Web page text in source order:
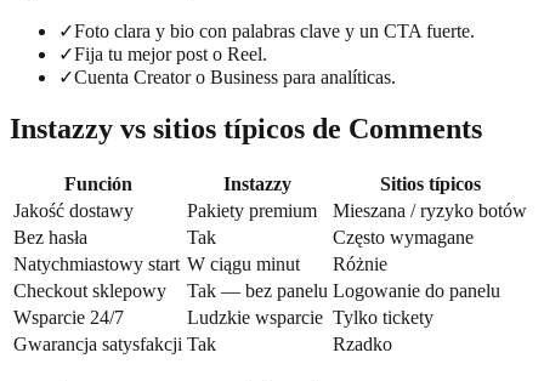
✓Foto clara y bio con palabras clave y un CTA fuerte.
✓Fija tu mejor post o Reel.
✓Cuenta Creator o Business para analíticas.
Instazzy vs sitios típicos de Comments
Función Instazzy
Sitios típicos
Jakość dostawy
Pakiety premium
Mieszana / ryzyko botów
Bez hasła
Tak
Często wymagane
Natychmiastowy start W ciągu minut
Różnie
Checkout sklepowy
Tak — bez panelu Logowanie do panelu
Wsparcie 24/7
Ludzkie wsparcie Tylko tickety
Gwarancja satysfakcji Tak Rzadko